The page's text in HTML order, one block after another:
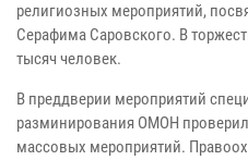
религиозных мероприятий,
Серафима Саровского. В
тысяч человек.
В преддверии мероприятий
разминирования ОМОН
массовых мероприятий.